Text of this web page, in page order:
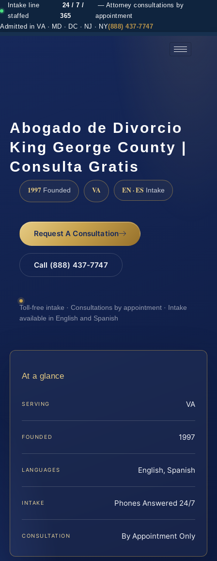
Intake line
staffed
24 / 7 /
365
— Attorney consultations by
appointment
Admitted in VA · MD · DC · NJ · NY(888) 437-7747
Abogado de Divorcio
King George County |
Consulta Gratis
1997 Founded VA EN · ES Intake
Request A Consultation
Call (888) 437-7747
Toll-free intake · Consultations by appointment · Intake
available in English and Spanish
At a glance
SERVING VA
FOUNDED 1997
LANGUAGES English, Spanish
INTAKE Phones Answered 24/7
CONSULTATION By Appointment Only